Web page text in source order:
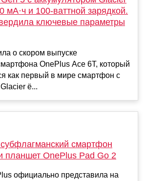
мА·ч и 100-ваттной зарядкой.
ключевые параметры
о скором выпуске
OnePlus Ace 6T, который
как первый в мире смартфон с
ё...
смартфон
планшет OnePlus Pad Go 2
официально представила на